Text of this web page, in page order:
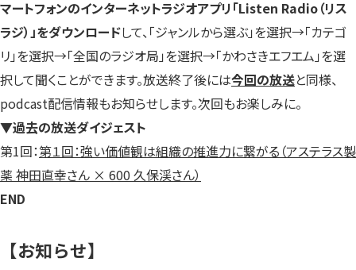
マートフォンのインターネットラジオアプリ「Listen Radio（リス
ラジ）」をダウンロードして、「ジャンルから選ぶ」を選択→「カテゴ
リ」を選択→「全国のラジオ局」を選択→「かわさきエフエム」を選
択して聞くことができます。放送終了後には今回の放送と同様、
podcast配信情報もお知らせします。次回もお楽しみに。
▼過去の放送ダイジェスト
第1回：第１回：強い価値観は組織の推進力に繋がる（アステラス製
薬 神田直幸さん × 600 久保渓さん）
END
【お知らせ】